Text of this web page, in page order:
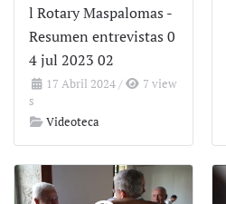
l Rotary Maspalomas -
Resumen entrevistas 0
4 jul 2023 02
17 Abril 2024/
7 view
s
Videoteca